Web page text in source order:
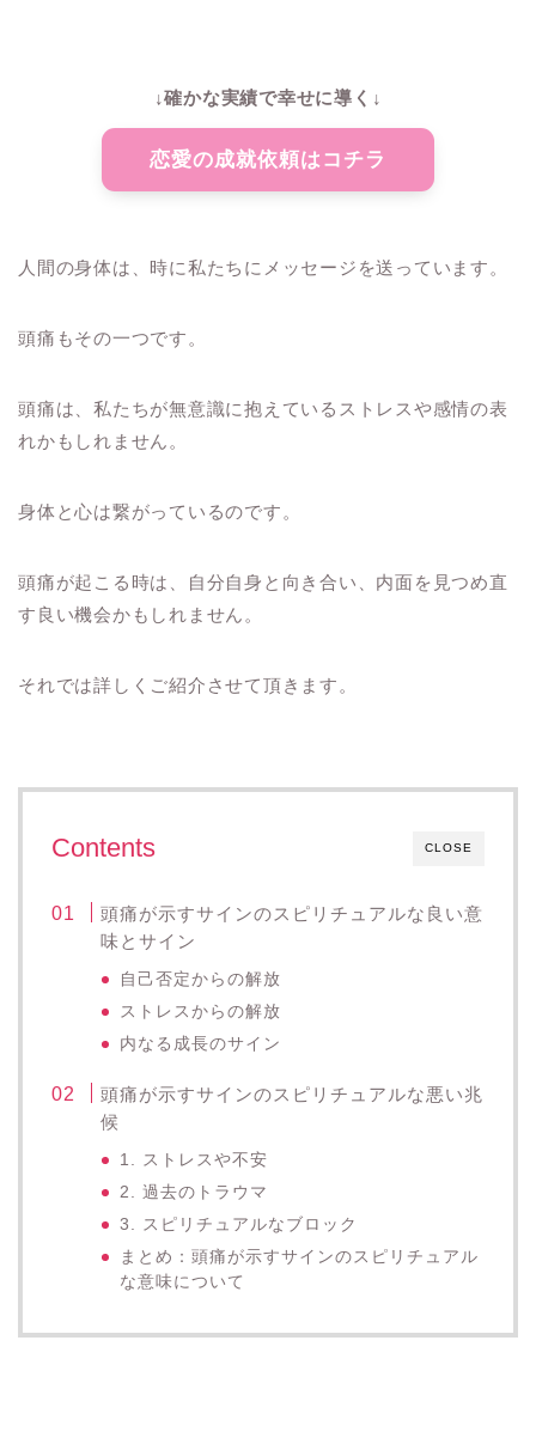
↓確かな実績で幸せに導く↓
恋愛の成就依頼はコチラ
人間の身体は、時に私たちにメッセージを送っています。
頭痛もその一つです。
頭痛は、私たちが無意識に抱えているストレスや感情の表
れかもしれません。
身体と心は繋がっているのです。
頭痛が起こる時は、自分自身と向き合い、内面を見つめ直
す良い機会かもしれません。
それでは詳しくご紹介させて頂きます。
CLOSE
Contents
頭痛が示すサインのスピリチュアルな良い意
味とサイン
自己否定からの解放
ストレスからの解放
内なる成長のサイン
頭痛が示すサインのスピリチュアルな悪い兆
候
1. ストレスや不安
2. 過去のトラウマ
3. スピリチュアルなブロック
まとめ：頭痛が示すサインのスピリチュアル
な意味について